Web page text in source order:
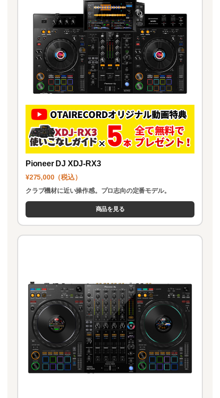
Pioneer DJ XDJ-RX3
¥275,000（税込）
クラブ機材に近い操作感。プロ志向の定番モデル。
商品を見る